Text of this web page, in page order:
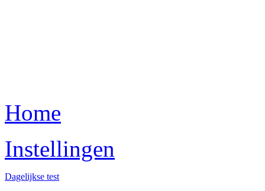
Home
Instellingen
Dagelijkse test